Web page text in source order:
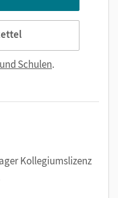
Schulen.
Kollegiumslizenz